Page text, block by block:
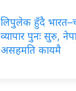
लिपुलेक हुँदै
व्यापार पुनः सुरु,
असहमति कायमै